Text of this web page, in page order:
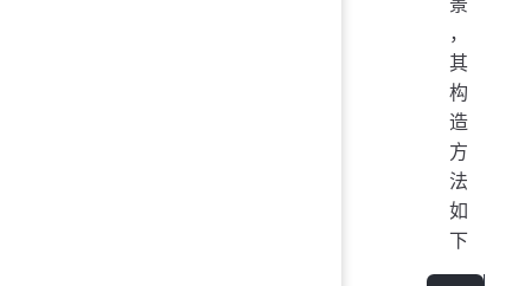
，
其
构
造
方
法
如
下